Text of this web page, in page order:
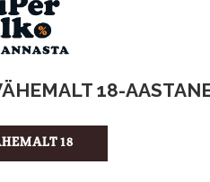
18-
18
KASTIS